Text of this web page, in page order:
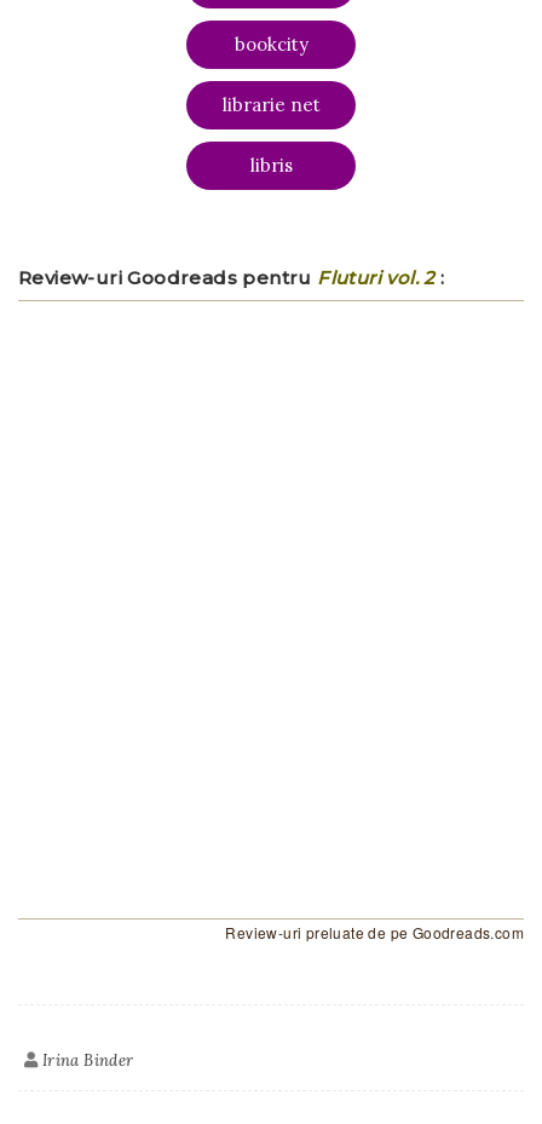
bookcity
librarie net
libris
Review-uri Goodreads pentru Fluturi vol. 2:
Review-uri preluate de pe Goodreads.com
Irina Binder